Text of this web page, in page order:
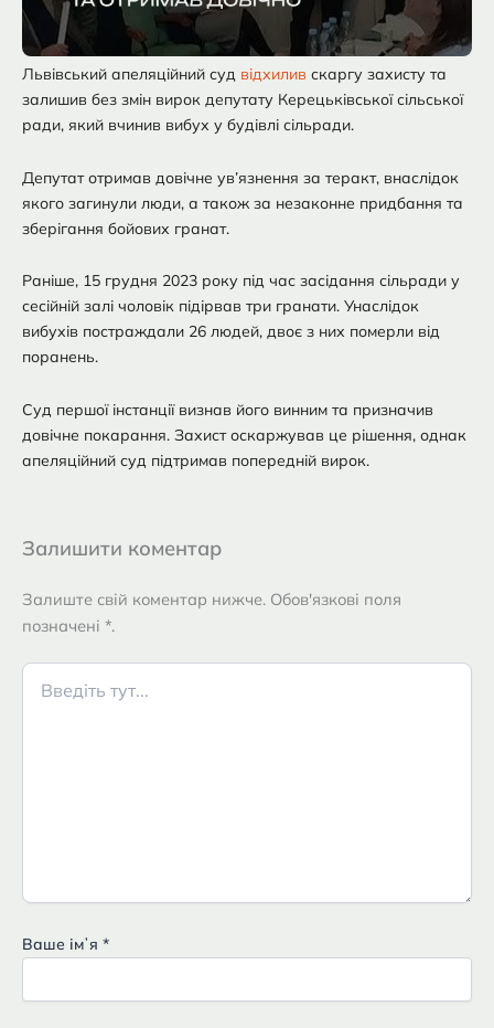
Львівський апеляційний суд відхилив скаргу захисту та
залишив без змін вирок депутату Керецьківської сільської
ради, який вчинив вибух у будівлі сільради.
Депутат отримав довічне ув’язнення за теракт, внаслідок
якого загинули люди, а також за незаконне придбання та
зберігання бойових гранат.
Раніше, 15 грудня 2023 року під час засідання сільради у
сесійній залі чоловік підірвав три гранати. Унаслідок
вибухів постраждали 26 людей, двоє з них померли від
поранень.
Суд першої інстанції визнав його винним та призначив
довічне покарання. Захист оскаржував це рішення, однак
апеляційний суд підтримав попередній вирок.
Залишити коментар
Залиште свій коментар нижче. Обов'язкові поля
позначені *.
Введіть
тут...
Ваше імʼя *